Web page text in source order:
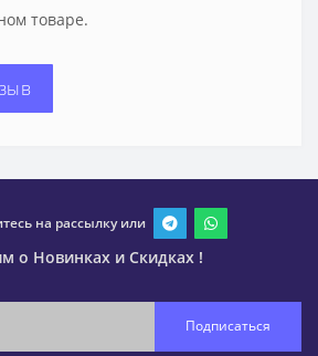
товаре.
на рассылку или
о Новинках и Скидках !
Подписаться